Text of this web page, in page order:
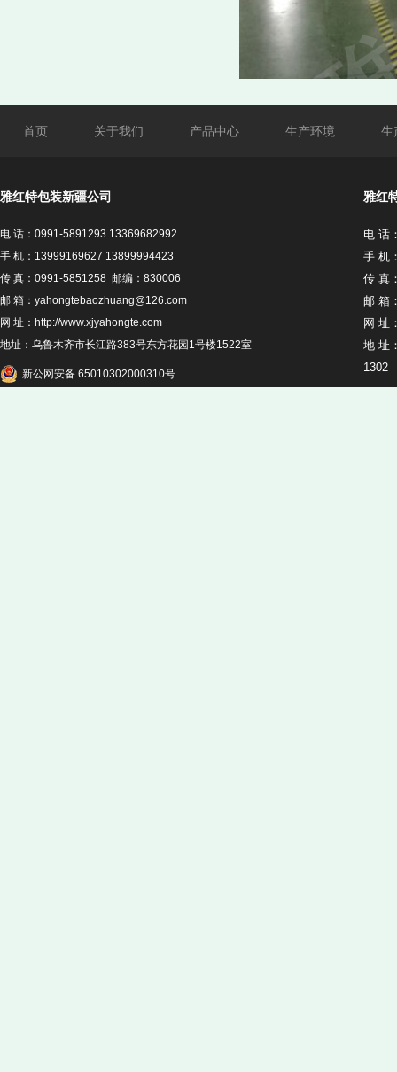
首页 关于我们 产品中心 生产环境 生
雅红特包装新疆公司
电 话：0991-5891293 13369682992
手 机：13999169627 13899994423
传 真：0991-5851258 邮编：830006
邮 箱：yahongtebaozhuang@126.com
网 址：http://www.xjyahongte.com
地址：乌鲁木齐市长江路383号东方花园1号楼1522室
新公网安备 65010302000310号
雅红
电 话
手 机
传 真
邮 箱
网 址
地 址
1302